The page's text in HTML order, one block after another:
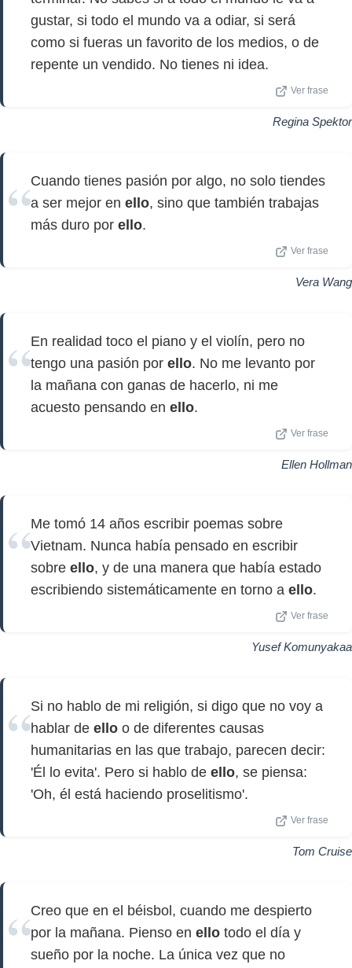
gustar, si todo el mundo va a odiar, si será
como si fueras un favorito de los medios, o de
repente un vendido. No tienes ni idea.
Ver frase
Regina Spektor
Cuando tienes pasión por algo, no solo tiendes
a ser mejor en ello, sino que también trabajas
más duro por ello.
Ver frase
Vera Wang
En realidad toco el piano y el violín, pero no
tengo una pasión por ello. No me levanto por
la mañana con ganas de hacerlo, ni me
acuesto pensando en ello.
Ver frase
Ellen Hollman
Me tomó 14 años escribir poemas sobre
Vietnam. Nunca había pensado en escribir
sobre ello, y de una manera que había estado
escribiendo sistemáticamente en torno a ello.
Ver frase
Yusef Komunyakaa
Si no hablo de mi religión, si digo que no voy a
hablar de ello o de diferentes causas
humanitarias en las que trabajo, parecen decir:
'Él lo evita'. Pero si hablo de ello, se piensa:
'Oh, él está haciendo proselitismo'.
Ver frase
Tom Cruise
Creo que en el béisbol, cuando me despierto
por la mañana. Pienso en ello todo el día y
sueño por la noche. La única vez que no